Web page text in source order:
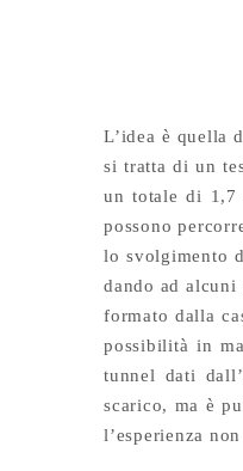
L’idea è quella
si tratta di un
un totale di 1,7
possono
lo svolgimento
dando ad
formato dalla
possibilità in
tunnel dati
scarico, ma è
l’esperienza